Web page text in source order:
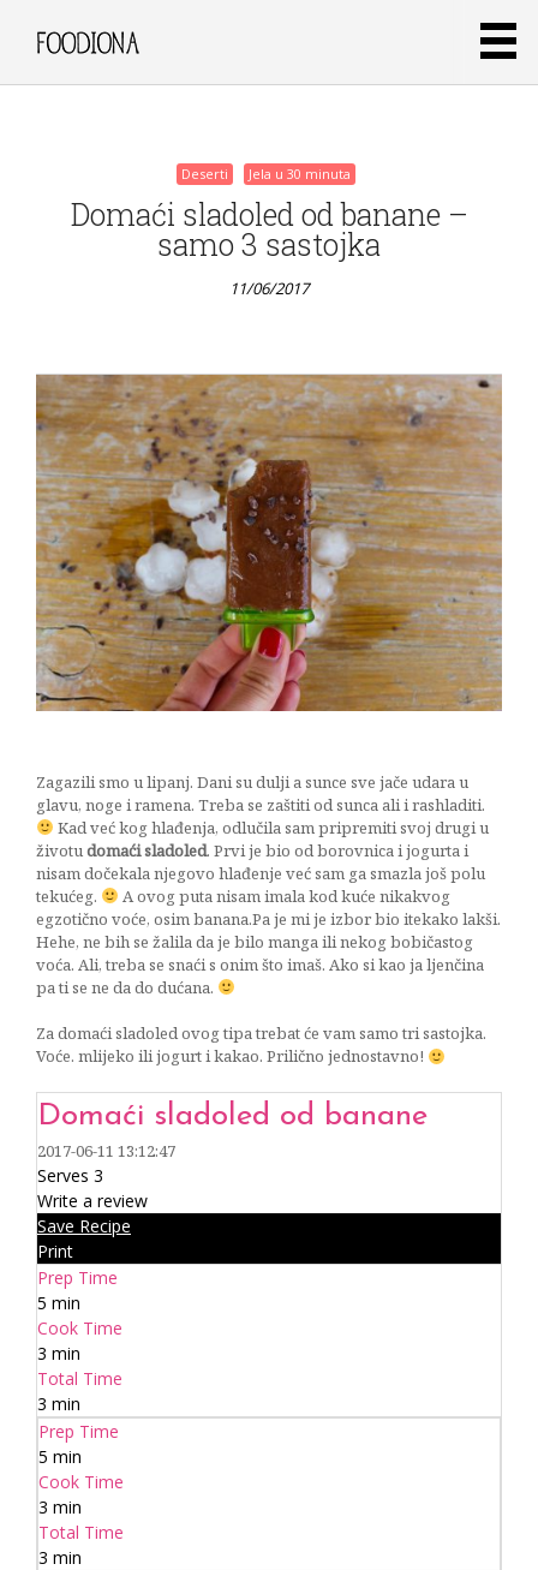
Deserti
Jela u 30
minuta
London
City
Break
11/06/2017
Deserti Jela u 30 minuta
Domaći sladoled od banane –
samo 3 sastojka
11/06/2017
Zagazili smo u lipanj. Dani su dulji a sunce sve jače udara u
glavu, noge i ramena. Treba se zaštiti od sunca ali i rashladiti.
Kad već kog hlađenja, odlučila sam pripremiti svoj drugi u
životudomaći sladoled. Prvi je bio od borovnica i jogurta i
nisam dočekala njegovo hlađenje već sam ga smazla još polu
tekućeg.
A ovog puta nisam imala kod kuće nikakvog
egzotično voće, osim banana.Pa je mi je izbor bio itekako lakši.
Hehe, ne bih se žalila da je bilo manga ili nekog bobičastog
voća. Ali, treba se snaći s onim što imaš. Ako si kao ja ljenčina
pa ti se ne da do dućana.
Za domaći sladoled ovog tipa trebat će vam samo tri sastojka.
Voće. mlijeko ili jogurt i kakao. Prilično jednostavno!
Domaći sladoled od banane
2017-06-11 13:12:47
Serves 3
Write a review
Save Recipe
Print
Prep Time
5 min
Cook Time
3 min
Total Time
3 min
Prep Time
5 min
Cook Time
3 min
Total Time
3 min